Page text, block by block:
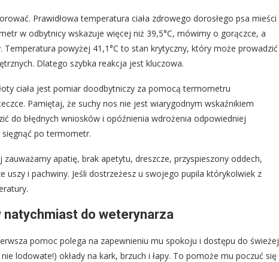
Prawidłowa temperatura ciała zdrowego dorosłego psa mieści
w odbytnicy wskazuje więcej niż 39,5°C, mówimy o gorączce, a
powyżej 41,1°C to stan krytyczny, który może prowadzić
Dlatego szybka reakcja jest kluczowa.
ciała jest pomiar doodbytniczy za pomocą termometru
Pamiętaj, że suchy nos nie jest wiarygodnym wskaźnikiem
do błędnych wniosków i opóźnienia wdrożenia odpowiedniej
po termometr.
apatię, brak apetytu, dreszcze, przyspieszony oddech,
uszy i pachwiny. Jeśli dostrzeżesz u swojego pupila którykolwiek z
natychmiast do weterynarza
pomoc polega na zapewnieniu mu spokoju i dostępu do świeżej
lodowate!) okłady na kark, brzuch i łapy. To pomoże mu poczuć się